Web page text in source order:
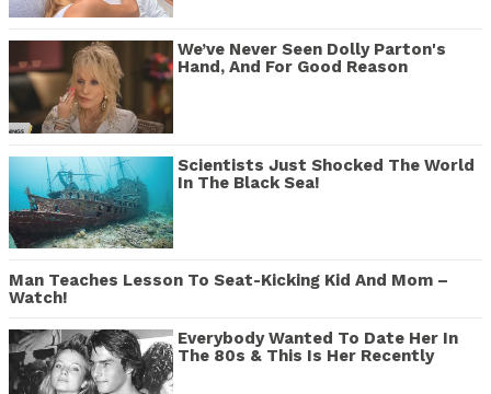
We’ve Never Seen Dolly Parton's
Hand, And For Good Reason
Scientists Just Shocked The World
In The Black Sea!
Man Teaches Lesson To Seat-Kicking Kid And Mom –
Watch!
Everybody Wanted To Date Her In
The 80s & This Is Her Recently